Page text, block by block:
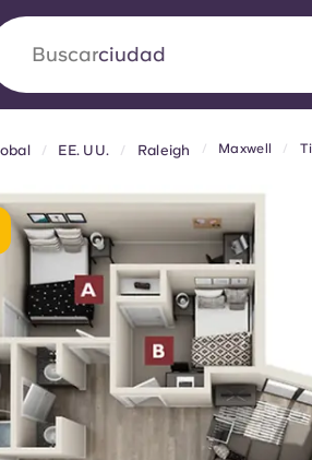
Buscarpaís
VCARB: Impulsando
para
pionera Yugocon VCARB
y momentos inolvidables para los
(GB) English (US)
EE. UU. Raleigh Maxwell